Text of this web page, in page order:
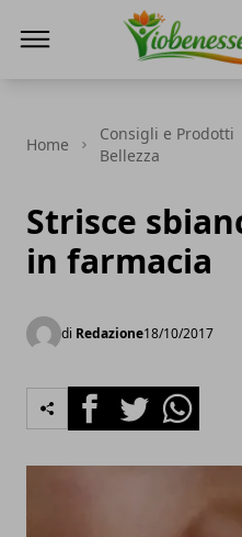
Home
Consigli e Prodotti
Bellezza
Strisce
in farmacia
di Redazione18/10/2017
FacebookTwitterWhatsapp